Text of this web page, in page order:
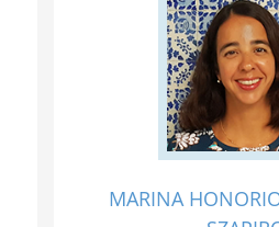
MARINA